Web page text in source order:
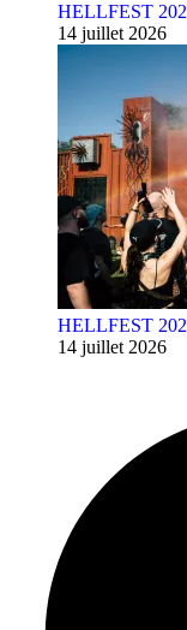
HELLFEST
14 juillet 2026
HELLFEST
14 juillet 2026